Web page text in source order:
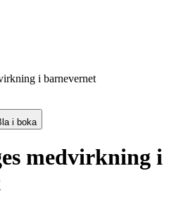
i barnevernet
i boka
medvirkning i